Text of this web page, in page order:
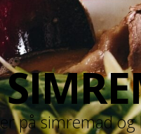
på simremad